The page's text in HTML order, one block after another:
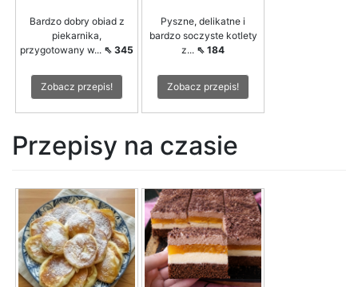
Bardzo dobry obiad z
piekarnika,
przygotowany w... ⇖ 345
Zobacz przepis!
Pyszne, delikatne i
bardzo soczyste kotlety
z... ⇖ 184
Zobacz przepis!
Przepisy na czasie